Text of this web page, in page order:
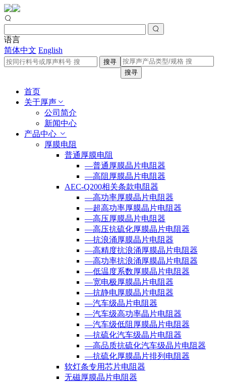
语言
简体中文 English
搜寻
搜寻
首页
关于厚声
公司简介
新闻中心
产品中心
厚膜电阻
普通厚膜电阻
—普通厚膜晶片电阻器
—高阻厚膜晶片电阻器
AEC-Q200相关条款电阻器
—高功率厚膜晶片电阻器
—超高功率厚膜晶片电阻器
—高压厚膜晶片电阻器
—高压抗硫化厚膜晶片电阻器
—抗浪涌厚膜晶片电阻器
—高精度抗浪涌厚膜晶片电阻器
—高功率抗浪涌厚膜晶片电阻器
—低温度系数厚膜晶片电阻器
—宽电极厚膜晶片电阻器
—抗静电厚膜晶片电阻器
—汽车级晶片电阻器
—汽车级高功率晶片电阻器
—汽车级低阻厚膜晶片电阻器
—抗硫化汽车级晶片电阻器
—高品质抗硫化汽车级晶片电阻器
—抗硫化厚膜晶片排列电阻器
软灯条专用芯片电阻器
无磁厚膜晶片电阻器